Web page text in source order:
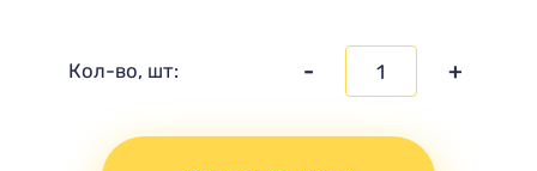
Кол-во, шт: - +